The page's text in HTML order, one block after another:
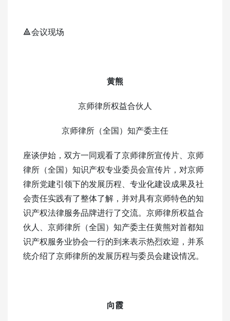
🔺会议现场
黄熊
京师律所权益合伙人
京师律所（全国）知产委主任
座谈伊始，双方一同观看了京师律所宣传片、京师
律所（全国）知识产权专业委员会宣传片，对京师
律所党建引领下的发展历程、专业化建设成果及社
会责任实践有了整体了解，并对具有京师特色的知
识产权法律服务品牌进行了交流。京师律所权益合
伙人、京师律所（全国）知产委主任黄熊对首都知
识产权服务业协会一行的到来表示热烈欢迎，并系
统介绍了京师律所的发展历程与委员会建设情况。
向霞